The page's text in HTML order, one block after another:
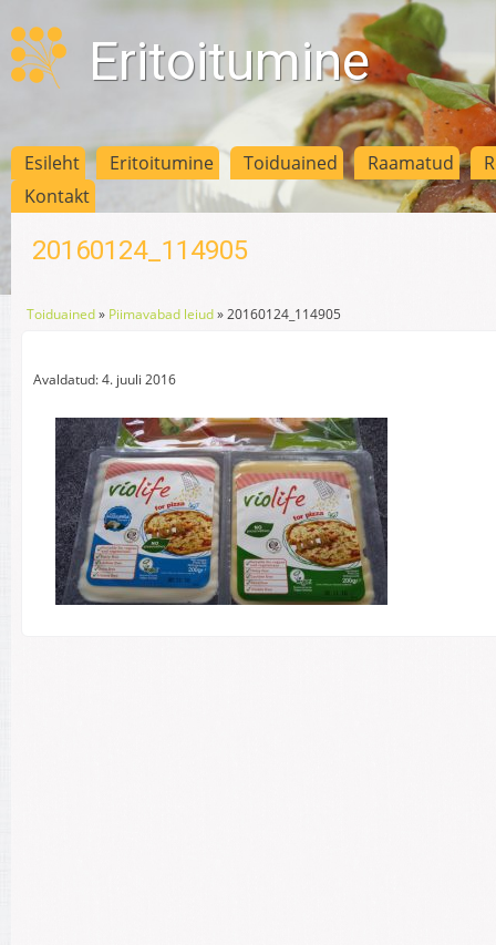
Eritoitumine
Esileht Eritoitumine Toiduained Raamatud
Kontakt
20160124_114905
Toiduained» Piimavabad leiud»20160124_114905
Avaldatud: 4. juuli 2016